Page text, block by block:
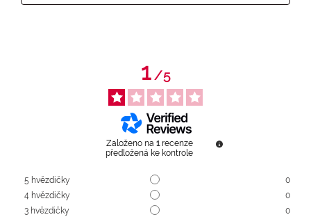
1/5
Založeno na 1 recenze
předložená ke kontrole
5 hvězdičky
0
4 hvězdičky
0
3 hvězdičky
0